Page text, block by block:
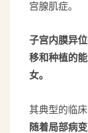
宫腺肌症。
子宫内膜异
移和种植的
女。
其典型的临
随着局部病